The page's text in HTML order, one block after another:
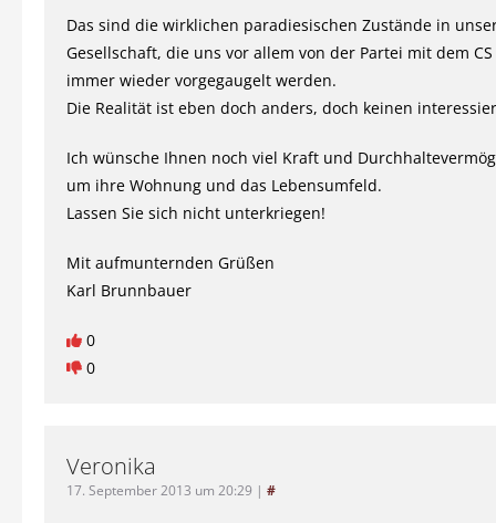
Das sind die wirklichen paradiesischen Zustände in
Gesellschaft, die uns vor allem von der Partei mit dem
immer wieder vorgegaugelt werden.
Die Realität ist eben doch anders, doch keinen
Ich wünsche Ihnen noch viel Kraft und
um ihre Wohnung und das Lebensumfeld.
Lassen Sie sich nicht unterkriegen!
Mit aufmunternden Grüßen
Karl Brunnbauer
0
0
Veronika
17. September 2013 um 20:29 | #